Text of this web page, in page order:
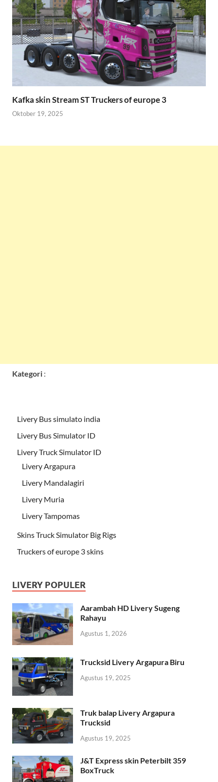
Kafka skin Stream ST Truckers of europe 3
Oktober 19, 2025
Kategori :
Livery Bus simulato india
Livery Bus Simulator ID
Livery Truck Simulator ID
Livery Argapura
Livery Mandalagiri
Livery Muria
Livery Tampomas
Skins Truck Simulator Big Rigs
Truckers of europe 3 skins
LIVERY POPULER
Aarambah HD Livery Sugeng
Rahayu
Agustus 1, 2026
Trucksid Livery Argapura Biru
Agustus 19, 2025
Truk balap Livery Argapura
Trucksid
Agustus 19, 2025
J&T Express skin Peterbilt 359
BoxTruck